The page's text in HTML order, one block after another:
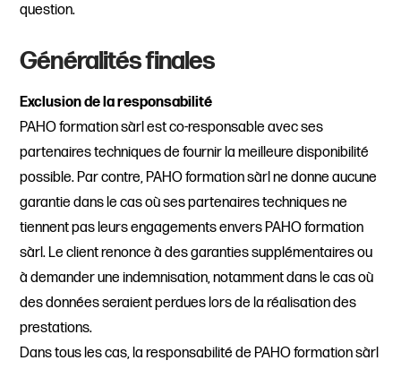
question.
Généralités finales
Exclusion de la responsabilité
PAHO formation sàrl est co-responsable avec ses
partenaires techniques de fournir la meilleure disponibilité
possible. Par contre, PAHO formation sàrl ne donne aucune
garantie dans le cas où ses partenaires techniques ne
tiennent pas leurs engagements envers PAHO formation
sàrl. Le client renonce à des garanties supplémentaires ou
à demander une indemnisation, notamment dans le cas où
des données seraient perdues lors de la réalisation des
prestations.
Dans tous les cas, la responsabilité de PAHO formation sàrl